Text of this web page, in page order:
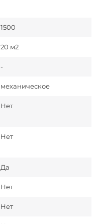
1500
20 м2
-
механическое
Нет
Нет
Да
Нет
Нет